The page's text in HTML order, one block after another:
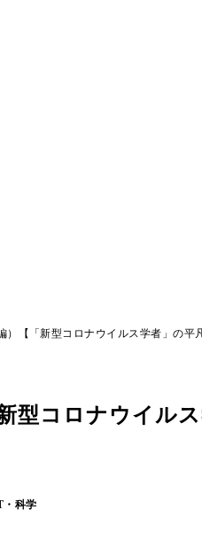
【「新型コロナウイルス学者」の平
コロナウイルス
科学